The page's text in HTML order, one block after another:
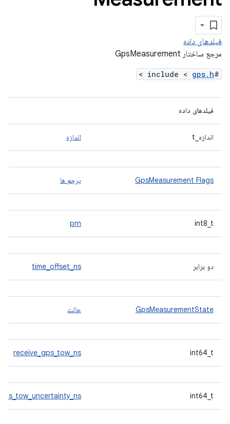
فیلدهای داده
مرجع ساختار GpsMeasurement
#include <
gps.h
>
فیلدهای داده
اندازه_t اندازه
GpsMeasurement Flags پرچم ها
int8_t
prn
دو برابر time_offset_ns
GpsMeasurementState حالت
int64_t
receive_gps_tow_ns
int64_t